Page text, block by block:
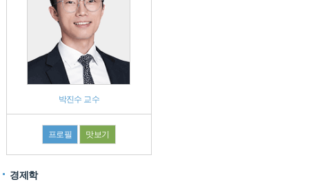
박진수 교수
프로필 맛보기
경제학